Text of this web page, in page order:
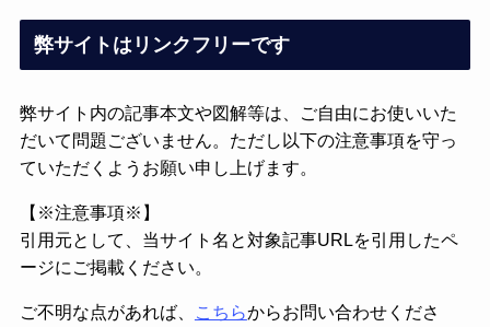
弊サイトはリンクフリーです
弊サイト内の記事本文や図解等は、ご自由にお使いいた
だいて問題ございません。ただし以下の注意事項を守っ
ていただくようお願い申し上げます。
【※注意事項※】
引用元として、当サイト名と対象記事URLを引用したペ
ージにご掲載ください。
ご不明な点があれば、 こちらからお問い合わせくださ